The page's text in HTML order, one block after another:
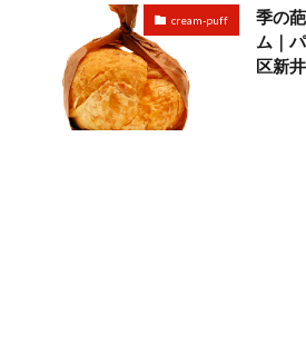
cream-puff
季の
ム｜
区新井